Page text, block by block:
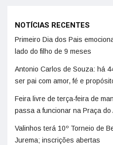
NOTÍCIAS RECENTES
Primeiro Dia dos Pais
lado do filho de 9 meses
Antonio Carlos de Souza: há
ser pai com amor, fé e
Feira livre de terça-feira de
passa a funcionar na Praça do
Valinhos terá 10º Torneio de
Jurema; inscrições abertas